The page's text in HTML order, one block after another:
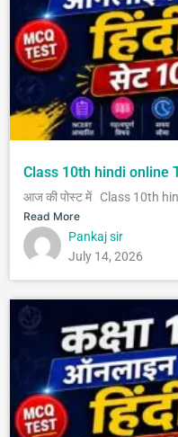
Class 10th hindi online
आज की पोस्ट में Class 10th
Read More
Pankaj sir
July 14, 2026